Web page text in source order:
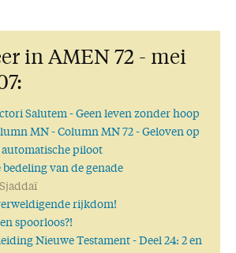
in AMEN 72 - mei
Salutem- Geen leven zonder hoop
MN- Column MN 72 - Geloven op
automatische piloot
bedeling van de genade
rijkdom!
spoorloos?!
Nieuwe Testament- Deel 24: 2 en